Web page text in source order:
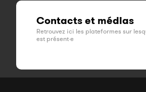
Contacts et médias
Retrouvez ici les plateformes sur
est présent·e